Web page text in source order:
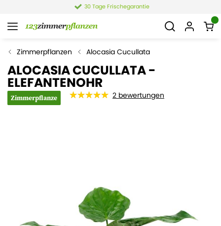
30 Tage Frischegarantie
Zimmerpflanzen Alocasia Cucullata
ALOCASIA CUCULLATA -
ELEFANTENOHR
Zimmerpflanze 2 bewertungen